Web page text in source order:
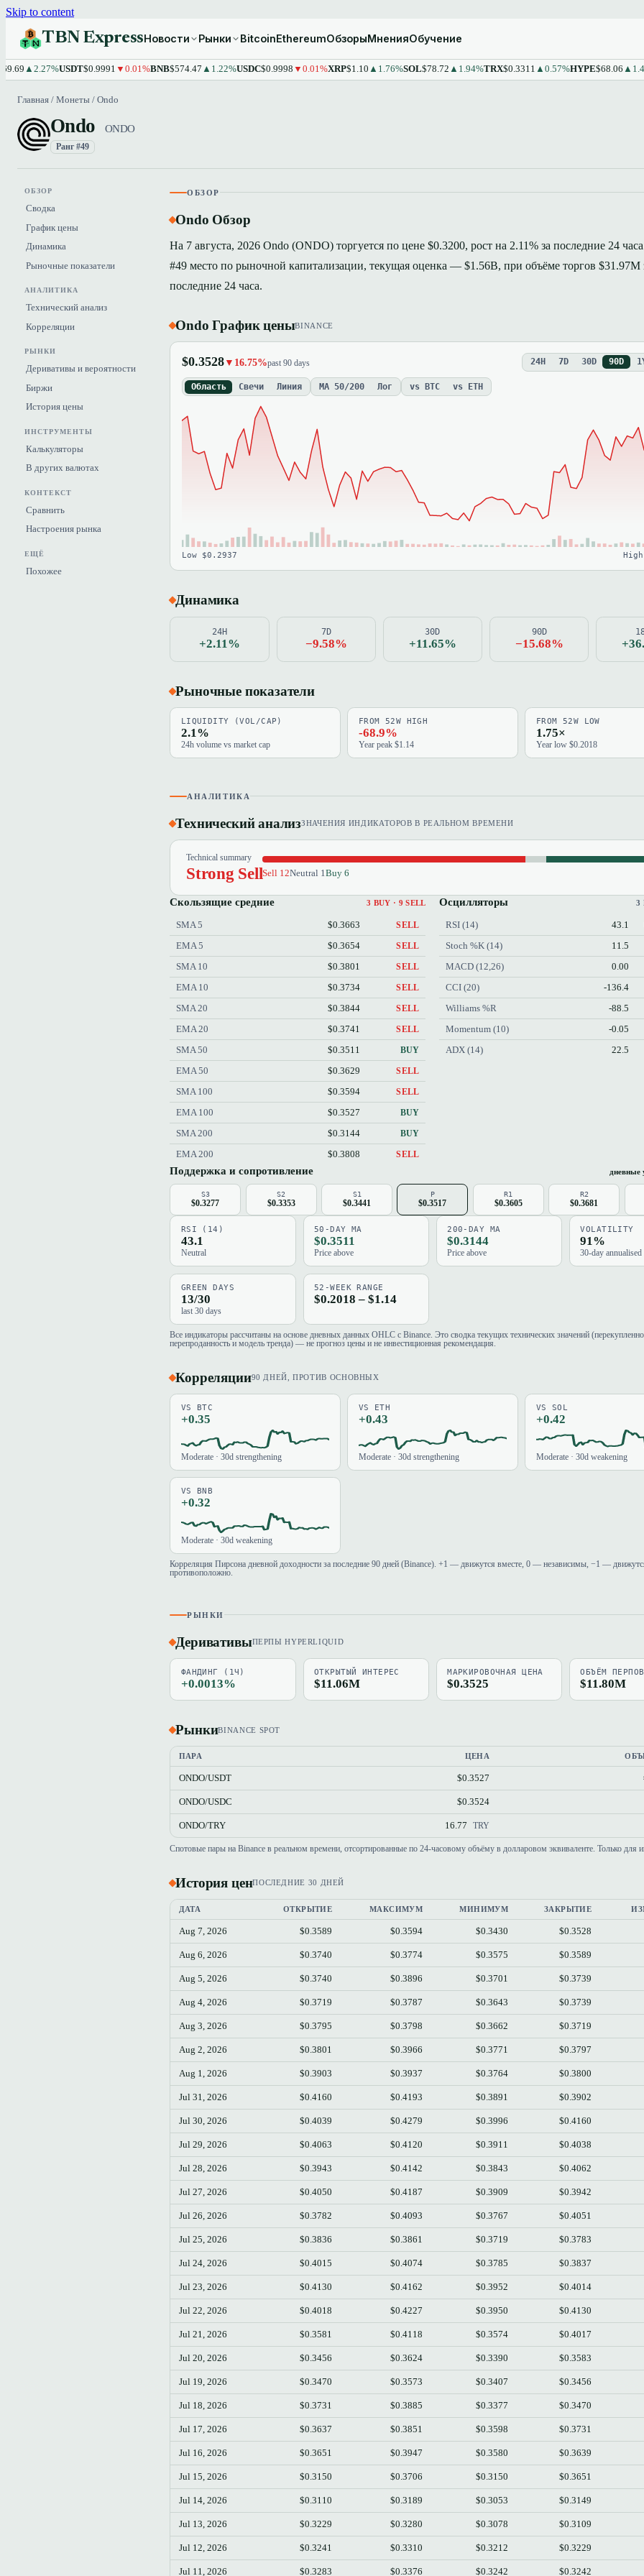
Skip to content
TBN ExpressНовости Рынки BitcoinEthereumОбзорыМненияОбучение
USDT$0.9991▼0.01% BNB$574.47▲1.22% USDC$0.9998▼0.01% XRP$1.10▲1.76% SOL$78.72▲1.94% TRX$0.3311▲0.57% HYPE$68.06▲1.43%
Главная / Монеты / Ondo
Ondo ONDO
Ранг #49
ОБЗОР
Сводка
График цены
Динамика
Рыночные показатели
АНАЛИТИКА
Технический анализ
Корреляции
РЫНКИ
Деривативы и вероятности
Биржи
История цены
ИНСТРУМЕНТЫ
Калькуляторы
В других валютах
КОНТЕКСТ
Сравнить
Настроения рынка
ЕЩЁ
Похожее
ОБЗОР
Ondo Обзор
На 7 августа, 2026 Ondo (ONDO) торгуется по цене $0.3200, рост на 2.11% за последние 24
#49 место по рыночной капитализации, текущая оценка — $1.56B, при объёме торгов $31.97M
последние 24 часа.
Ondo График ценыBINANCE
$0.3528 ▼16.75%past 90 days 24H 7D 30D 90D
Область Свечи Линия MA 50/200 Лог vs BTC vs ETH
Low $0.2937
Динамика
24H
+2.11%
7D
−9.58%
30D
+11.65%
90D
−15.68%
Рыночные показатели
LIQUIDITY (VOL/CAP)
2.1%
24h volume vs market cap
FROM 52W HIGH
-68.9%
Year peak $1.14
FROM 52W LOW
1.75×
Year low $0.2018
АНАЛИТИКА
Технический анализЗНАЧЕНИЯ ИНДИКАТОРОВ В РЕАЛЬНОМ ВРЕМЕНИ
Technical summary
Strong SellSell 12Neutral 1Buy 6
Скользящие средние 3 BUY · 9 SELL
SMA 5 $0.3663 SELL
EMA 5 $0.3654 SELL
SMA 10 $0.3801 SELL
EMA 10 $0.3734 SELL
SMA 20 $0.3844 SELL
EMA 20 $0.3741 SELL
SMA 50 $0.3511 BUY
EMA 50 $0.3629 SELL
SMA 100 $0.3594 SELL
EMA 100 $0.3527 BUY
SMA 200 $0.3144 BUY
EMA 200 $0.3808 SELL
Осцилляторы 3
RSI (14) 43.1
Stoch %K (14) 11.5
MACD (12,26) 0.00
CCI (20) -136.4
Williams %R -88.5
Momentum (10) -0.05
ADX (14) 22.5
Поддержка и сопротивление дневные
S3
$0.3277
S2
$0.3353
S1
$0.3441
P
$0.3517
R1
$0.3605
R2
$0.3681
RSI (14)
43.1
Neutral
50-DAY MA
$0.3511
Price above
200-DAY MA
$0.3144
Price above
VOLATILITY
91%
30-day annualised
GREEN DAYS
13/30
last 30 days
52-WEEK RANGE
$0.2018 – $1.14
Все индикаторы рассчитаны на основе дневных данных OHLC с Binance. Это сводка текущих технических значений
перепроданность и модель тренда) — не прогноз цены и не инвестиционная рекомендация.
Корреляции90 ДНЕЙ, ПРОТИВ ОСНОВНЫХ
VS BTC
+0.35
Moderate · 30d strengthening
VS ETH
+0.43
Moderate · 30d strengthening
VS SOL
+0.42
Moderate · 30d weakening
VS BNB
+0.32
Moderate · 30d weakening
Корреляция Пирсона дневной доходности за последние 90 дней (Binance). +1 — движутся вместе, 0 — независимы, −1 —
противоположно.
РЫНКИ
ДеривативыПЕРПЫ HYPERLIQUID
ФАНДИНГ (1Ч)
+0.0013%
ОТКРЫТЫЙ ИНТЕРЕС
$11.06M
МАРКИРОВОЧНАЯ ЦЕНА
$0.3525
ОБЪЁМ
$11.80M
РынкиBINANCE SPOT
ПАРА ЦЕНА
ONDO/USDT $0.3527
ONDO/USDC $0.3524
ONDO/TRY 16.77 TRY
Спотовые пары на Binance в реальном времени, отсортированные по 24-часовому объёму в долларовом эквиваленте. Только для
История ценПОСЛЕДНИЕ 30 ДНЕЙ
ДАТА ОТКРЫТИЕ МАКСИМУМ МИНИМУМ ЗАКРЫТИЕ
Aug 7, 2026 $0.3589 $0.3594 $0.3430 $0.3528
Aug 6, 2026 $0.3740 $0.3774 $0.3575 $0.3589
Aug 5, 2026 $0.3740 $0.3896 $0.3701 $0.3739
Aug 4, 2026 $0.3719 $0.3787 $0.3643 $0.3739
Aug 3, 2026 $0.3795 $0.3798 $0.3662 $0.3719
Aug 2, 2026 $0.3801 $0.3966 $0.3771 $0.3797
Aug 1, 2026 $0.3903 $0.3937 $0.3764 $0.3800
Jul 31, 2026 $0.4160 $0.4193 $0.3891 $0.3902
Jul 30, 2026 $0.4039 $0.4279 $0.3996 $0.4160
Jul 29, 2026 $0.4063 $0.4120 $0.3911 $0.4038
Jul 28, 2026 $0.3943 $0.4142 $0.3843 $0.4062
Jul 27, 2026 $0.4050 $0.4187 $0.3909 $0.3942
Jul 26, 2026 $0.3782 $0.4093 $0.3767 $0.4051
Jul 25, 2026 $0.3836 $0.3861 $0.3719 $0.3783
Jul 24, 2026 $0.4015 $0.4074 $0.3785 $0.3837
Jul 23, 2026 $0.4130 $0.4162 $0.3952 $0.4014
Jul 22, 2026 $0.4018 $0.4227 $0.3950 $0.4130
Jul 21, 2026 $0.3581 $0.4118 $0.3574 $0.4017
Jul 20, 2026 $0.3456 $0.3624 $0.3390 $0.3583
Jul 19, 2026 $0.3470 $0.3573 $0.3407 $0.3456
Jul 18, 2026 $0.3731 $0.3885 $0.3377 $0.3470
Jul 17, 2026 $0.3637 $0.3851 $0.3598 $0.3731
Jul 16, 2026 $0.3651 $0.3947 $0.3580 $0.3639
Jul 15, 2026 $0.3150 $0.3706 $0.3150 $0.3651
Jul 14, 2026 $0.3110 $0.3189 $0.3053 $0.3149
Jul 13, 2026 $0.3229 $0.3280 $0.3078 $0.3109
Jul 12, 2026 $0.3241 $0.3310 $0.3212 $0.3229
Jul 11, 2026 $0.3283 $0.3376 $0.3242 $0.3242